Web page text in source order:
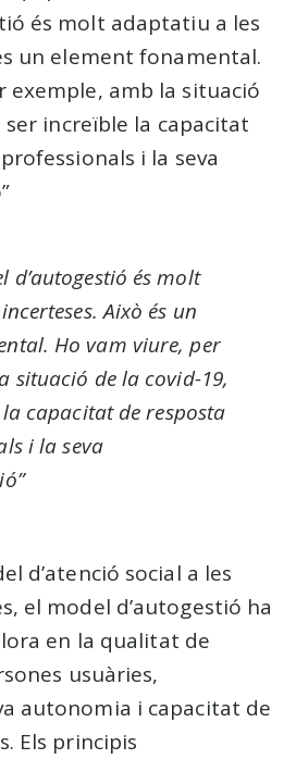
és molt adaptatiu a les
un element fonamental.
exemple, amb la situació
ser increïble la capacitat
i la seva
d’autogestió és molt
Això és un
Ho vam viure, per
situació de la covid-19,
capacitat de resposta
i la seva
d’atenció social a les
el model d’autogestió ha
en la qualitat de
usuàries,
autonomia i capacitat de
Els principis